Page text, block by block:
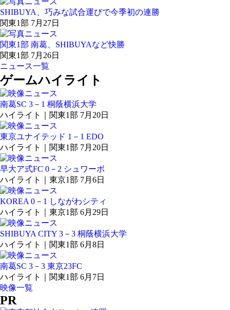
SHIBUYA、巧みな試合運びで今季初の連勝
関東1部 7月27日
関東1部 南葛、SHIBUYAなど快勝
関東1部 7月26日
ニュース一覧
ゲームハイライト
南葛SC 3－1 桐蔭横浜大学
ハイライト｜関東1部 7月20日
東京ユナイテッド 1－1 EDO
ハイライト｜関東1部 7月20日
早大ア式FC 0－2 シュワーボ
ハイライト｜東京1部 7月6日
KOREA 0－1 しながわシティ
ハイライト｜東京1部 6月29日
SHIBUYA CITY 3－3 桐蔭横浜大学
ハイライト｜関東1部 6月8日
南葛SC 3－3 東京23FC
ハイライト｜関東1部 6月7日
映像一覧
PR